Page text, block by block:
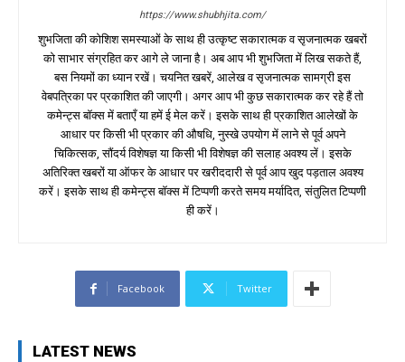
https://www.shubhjita.com/
शुभजिता की कोशिश समस्याओं के साथ ही उत्कृष्ट सकारात्मक व सृजनात्मक खबरों
को साभार संग्रहित कर आगे ले जाना है। अब आप भी शुभजिता में लिख सकते हैं,
बस नियमों का ध्यान रखें। चयनित खबरें, आलेख व सृजनात्मक सामग्री इस
वेबपत्रिका पर प्रकाशित की जाएगी। अगर आप भी कुछ सकारात्मक कर रहे हैं तो
कमेन्ट्स बॉक्स में बताएँ या हमें ई मेल करें। इसके साथ ही प्रकाशित आलेखों के
आधार पर किसी भी प्रकार की औषधि, नुस्खे उपयोग में लाने से पूर्व अपने
चिकित्सक, सौंदर्य विशेषज्ञ या किसी भी विशेषज्ञ की सलाह अवश्य लें। इसके
अतिरिक्त खबरों या ऑफर के आधार पर खरीददारी से पूर्व आप खुद पड़ताल अवश्य
करें। इसके साथ ही कमेन्ट्स बॉक्स में टिप्पणी करते समय मर्यादित, संतुलित टिप्पणी
ही करें।
Facebook Twitter
LATEST NEWS